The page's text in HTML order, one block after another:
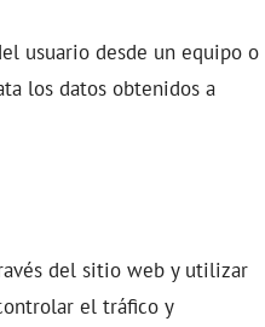
usuario desde un equipo o
los datos obtenidos a
del sitio web y utilizar
el tráfico y